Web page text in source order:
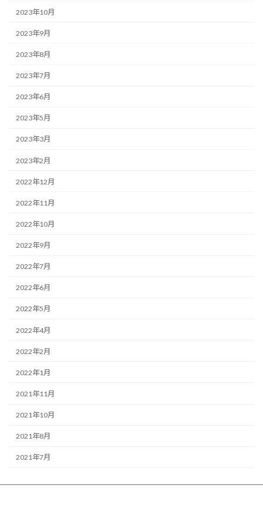
2023年10月
2023年9月
2023年8月
2023年7月
2023年6月
2023年5月
2023年3月
2023年2月
2022年12月
2022年11月
2022年10月
2022年9月
2022年7月
2022年6月
2022年5月
2022年4月
2022年2月
2022年1月
2021年11月
2021年10月
2021年8月
2021年7月